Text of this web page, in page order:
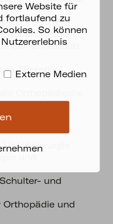
2017
Administration
Universität
Therapie |
Orthopädische
und
und
und
Website für
fortlaufend zu
So können
Externe Medien